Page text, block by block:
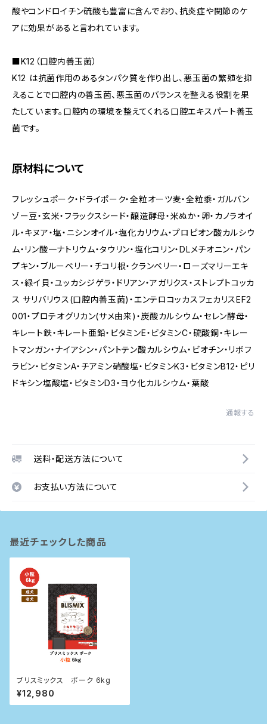
酸やコンドロイチン硫酸も豊富に含んでおり、抗炎症や関節のケ
アに効果があると言われています。
■K12（口腔内善玉菌）
K12 は抗菌作用のあるタンパク質を作り出し、悪玉菌の繁殖を抑
えることで口腔内の善玉菌、悪玉菌のバランスを整える役割を果
たしています。口腔内の環境を整えてくれる口腔エキスパート善玉
菌です。
原材料について
フレッシュポーク・ドライポーク・全粒オーツ麦・全粒黍・ガルバン
ゾー豆・玄米・フラックスシード・醸造酵母・米ぬか・卵・カノラオイ
ル・キヌア・塩・ニシンオイル・塩化カリウム・プロピオン酸カルシウ
ム・リン酸一ナトリウム・タウリン・塩化コリン・DLメチオニン・パン
プキン・ブルーベリー・チコリ根・クランベリー・ローズマリーエキ
ス・緑イ貝・ユッカシジゲラ・ドリアン・アガリクス・ストレプトコッカ
ス サリバリウス(口腔内善玉菌)・エンテロコッカスフェカリスEF2
001・プロテオグリカン(サメ由来)・炭酸カルシウム・セレン酵母・
キレート鉄・キレート亜鉛・ビタミンE・ビタミンC・硫酸銅・キレー
トマンガン・ナイアシン・パントテン酸カルシウム・ビオチン・リボフ
ラビン・ビタミンA・チアミン硝酸塩・ビタミンK3・ビタミンB12・ピリ
ドキシン塩酸塩・ビタミンD3・ヨウ化カルシウム・葉酸
通報する
送料・配送方法について
お支払い方法について
最近チェックした商品
ブリスミックス ポーク 6kg
¥12,980